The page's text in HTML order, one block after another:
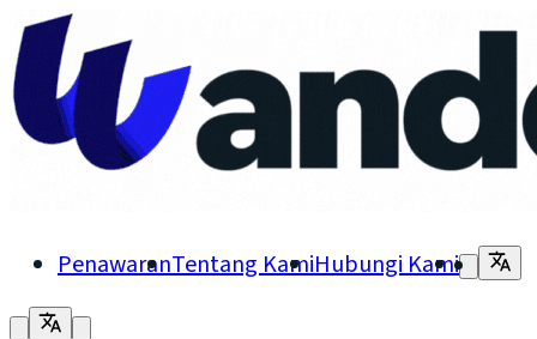
PenawaranTentang KamiHubungi Kami